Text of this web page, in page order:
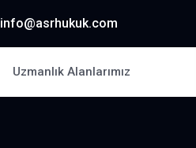
info@asrhukuk.com
Uzmanlık Alanlarımız